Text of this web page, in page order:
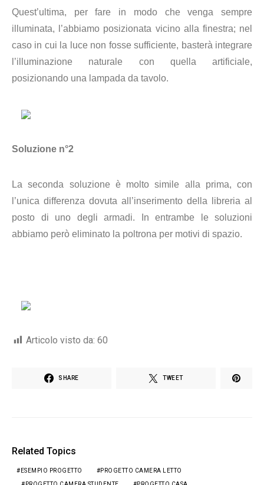
Quest’ultima, per fare in modo che venga sempre
illuminata, l’abbiamo posizionata vicino alla finestra; nel
caso in cui la luce non fosse sufficiente, basterà integrare
l’illuminazione naturale con quella artificiale,
posizionando una lampada da tavolo.
Soluzione n°2
La seconda soluzione è molto simile alla prima, con
l’unica differenza dovuta all’inserimento della libreria al
posto di uno degli armadi. In entrambe le soluzioni
abbiamo però eliminato la poltrona per motivi di spazio.
Articolo visto da: 60
SHARE TWEET
Related Topics
ESEMPIO PROGETTO PROGETTO CAMERA LETTO